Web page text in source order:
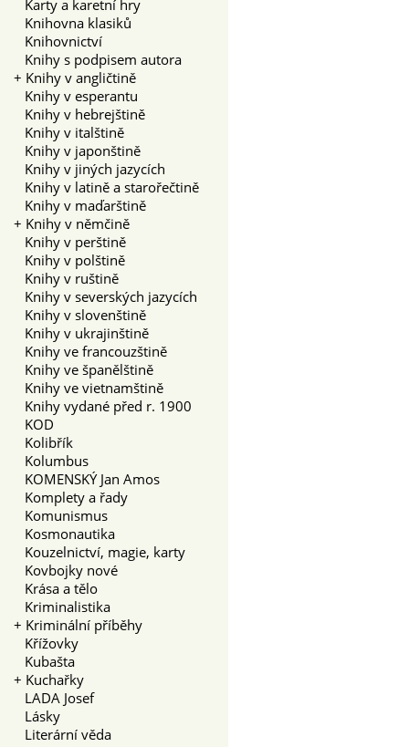
Karty a karetní hry
Knihovna klasiků
Knihovnictví
Knihy s podpisem autora
+ Knihy v angličtině
Knihy v esperantu
Knihy v hebrejštině
Knihy v italštině
Knihy v japonštině
Knihy v jiných jazycích
Knihy v latině a starořečtině
Knihy v maďarštině
+ Knihy v němčině
Knihy v perštině
Knihy v polštině
Knihy v ruštině
Knihy v severských jazycích
Knihy v slovenštině
Knihy v ukrajinštině
Knihy ve francouzštině
Knihy ve španělštině
Knihy ve vietnamštině
Knihy vydané před r. 1900
KOD
Kolibřík
Kolumbus
KOMENSKÝ Jan Amos
Komplety a řady
Komunismus
Kosmonautika
Kouzelnictví, magie, karty
Kovbojky nové
Krása a tělo
Kriminalistika
+ Kriminální příběhy
Křížovky
Kubašta
+ Kuchařky
LADA Josef
Lásky
Literární věda